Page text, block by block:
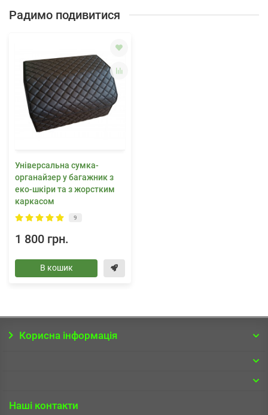
Радимо подивитися
Універсальна сумка-
органайзер у багажник з
еко-шкіри та з жорстким
каркасом
9
1 800 грн.
В кошик
Корисна інформація
Наші контакти